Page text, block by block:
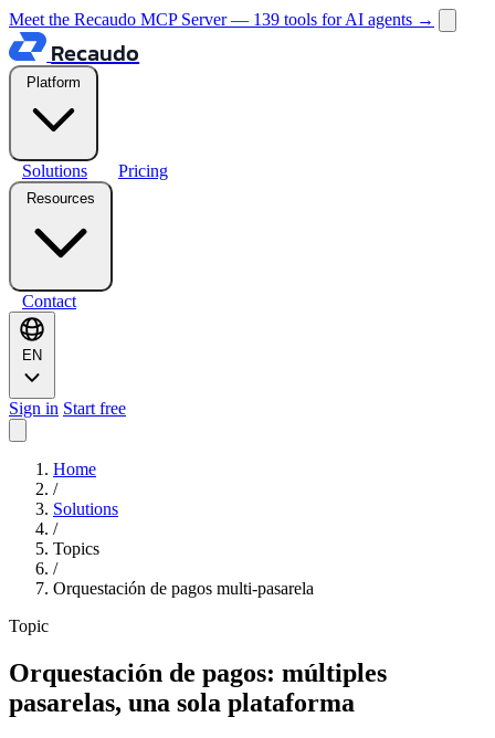
Meet the Recaudo MCP Server — 139 tools for AI agents →
Recaudo
Platform
Solutions Pricing
Resources
Contact
EN
Sign in Start free
Home
/
Solutions
/
Topics
/
Orquestación de pagos multi-pasarela
Topic
Orquestación de pagos: múltiples
pasarelas, una sola plataforma